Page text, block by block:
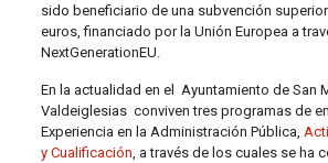
sido beneficiario de una subvención
euros, financiado por la Unión Europea a
NextGenerationEU.
En la actualidad en el Ayuntamiento de San
Valdeiglesias conviven tres programas de
Experiencia en la Administración Pública,
y Cualificación , a través de los cuales se ha